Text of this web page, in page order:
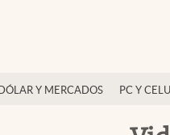
DÓLAR Y MERCADOS PC Y